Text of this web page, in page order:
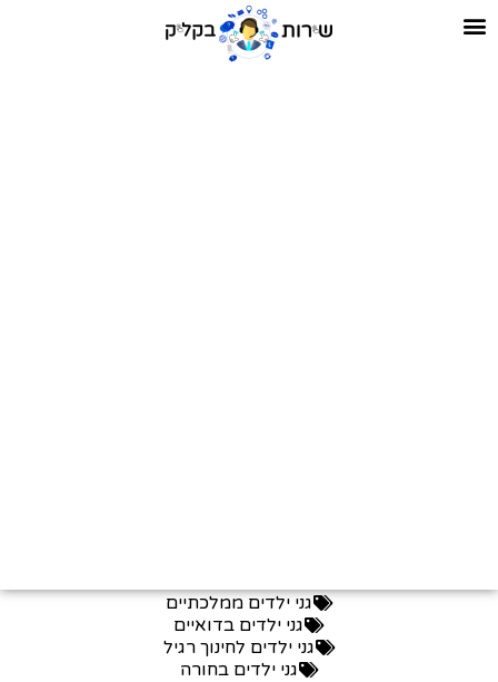
גני ילדים ממלכתיים
גני ילדים בדואיים
גני ילדים לחינוך רגיל
גני ילדים בחורה